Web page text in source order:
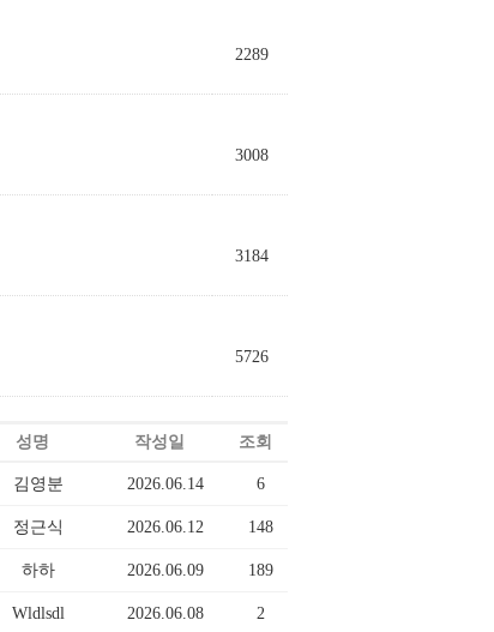
2289
3008
3184
5726
성명 작성일 조회
김영분 2026.06.14 6
정근식 2026.06.12 148
하하 2026.06.09 189
Wldlsdl 2026.06.08 2